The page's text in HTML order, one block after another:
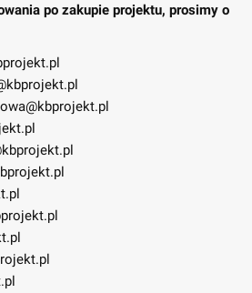
po zakupie projektu, prosimy o